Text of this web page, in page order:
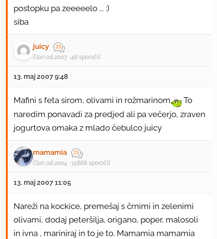
postopku pa zeeeeelo ... :)
siba
juicy
član od 2007 48 sporočil
13. maj 2007 9:48
Mafini s feta sirom, olivami in rožmarinom
To
naredim ponavadi za predjed ali pa večerjo, zraven
jogurtova omaka z mlado čebulco juicy
mamamia
član od 2004 15868 sporočil
13. maj 2007 11:05
Nareži na kockice, premešaj s črnimi in zelenimi
olivami, dodaj peteršilja, origano, poper, malosoli
in ivna , mariniraj in to je to. Mamamia mamamia